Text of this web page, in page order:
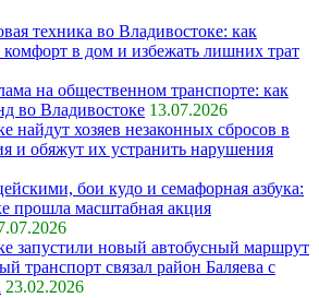
техника во Владивостоке: как
комфорт в дом и избежать лишних трат
на общественном транспорте: как
во Владивостоке 13.07.2026
найдут хозяев незаконных сбросов в
и обяжут их устранить нарушения
бои кудо и семафорная азбука:
прошла масштабная акция
запустили новый автобусный маршрут
транспорт связал район Баляева с
23.02.2026